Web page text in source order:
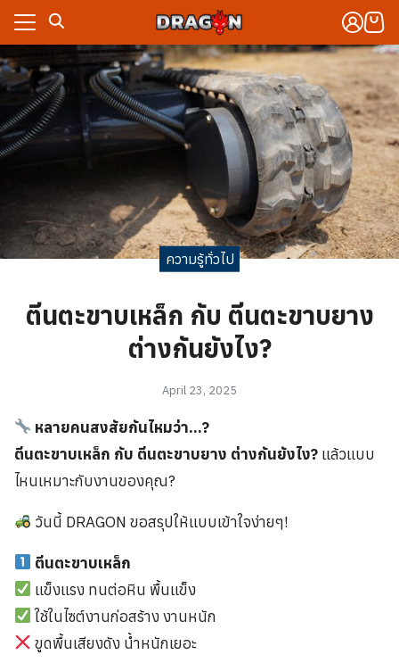
Skip
content
กรกล
เรา
กรกล
ความรู้ทั่วไป
ตีนตะขาบเหล็ก กับ ตีนตะขาบยาง
ต่างกันยังไง?
April 23, 2025
หลายคนสงสัยกันไหมว่า…?
ตีนตะขาบเหล็ก กับ ตีนตะขาบยาง ต่างกันยังไง? แล้วแบบ
ไหนเหมาะกับงานของคุณ?
วันนี้ DRAGON ขอสรุปให้แบบเข้าใจง่ายๆ!
ตีนตะขาบเหล็ก
แข็งแรง ทนต่อหิน พื้นแข็ง
ใช้ในไซต์งานก่อสร้าง งานหนัก
ขูดพื้นเสียงดัง น้ำหนักเยอะ